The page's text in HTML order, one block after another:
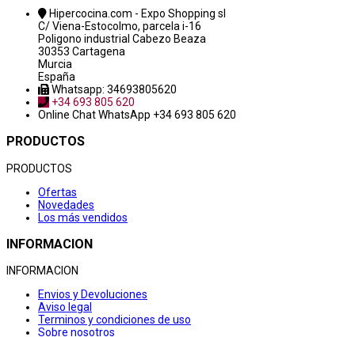
Hipercocina.com - Expo Shopping sl
C/ Viena-Estocolmo, parcela i-16
Poligono industrial Cabezo Beaza
30353 Cartagena
Murcia
España
Whatsapp: 34693805620
+34 693 805 620
Online ChatWhatsApp +34 693 805 620
PRODUCTOS
PRODUCTOS
Ofertas
Novedades
Los más vendidos
INFORMACION
INFORMACION
Envios y Devoluciones
Aviso legal
Terminos y condiciones de uso
Sobre nosotros